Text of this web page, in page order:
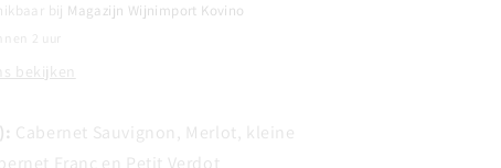
Julien
2014
bij Magazijn Wijnimport Kovino
2 uur
bekijken
Cabernet Sauvignon, Merlot, kleine
Franc en Petit Verdot